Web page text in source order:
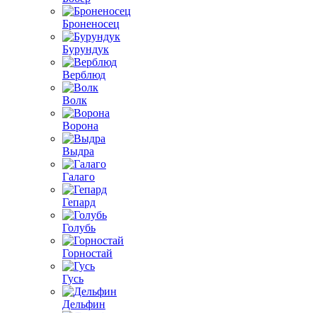
Броненосец
Бурундук
Верблюд
Волк
Ворона
Выдра
Галаго
Гепард
Голубь
Горностай
Гусь
Дельфин